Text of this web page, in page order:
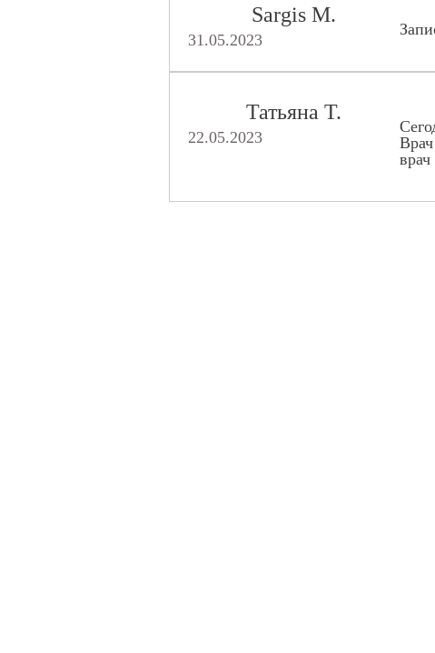
Sargis M.
31.05.2023
Татьяна Т.
22.05.2023